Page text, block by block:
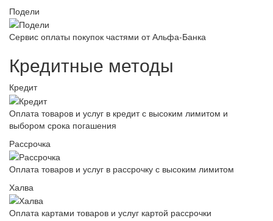
Подели
Сервис оплаты покупок частями от Альфа-Банка
Кредитные методы
Кредит
Оплата товаров и услуг в кредит с высоким лимитом и
выбором срока погашения
Рассрочка
Оплата товаров и услуг в рассрочку с высоким лимитом
Халва
Оплата картами товаров и услуг картой рассрочки